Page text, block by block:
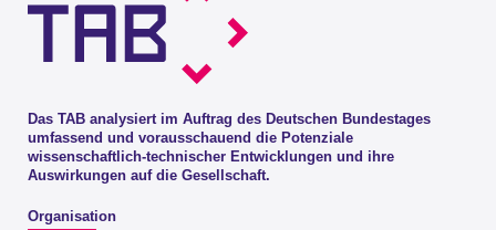
Das TAB analysiert im Auftrag des Deutschen Bundestages
umfassend und vorausschauend die Potenziale
wissenschaftlich-technischer Entwicklungen und ihre
Auswirkungen auf die Gesellschaft.
Organisation